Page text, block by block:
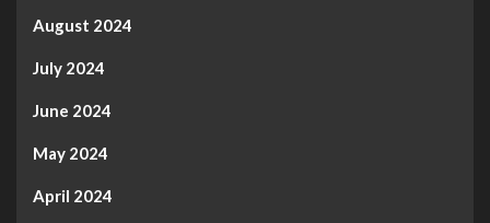
August 2024
July 2024
June 2024
May 2024
April 2024